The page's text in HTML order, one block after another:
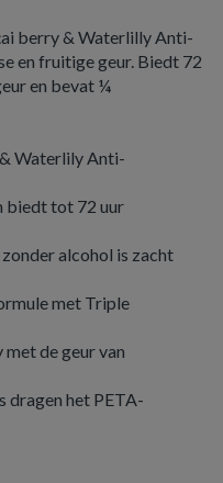
berry & Waterlilly Anti-
en fruitige geur. Biedt 72
en bevat ¼
Waterlily Anti-
biedt tot 72 uur
alcohol is zacht
met Triple
de geur van
dragen het PETA-